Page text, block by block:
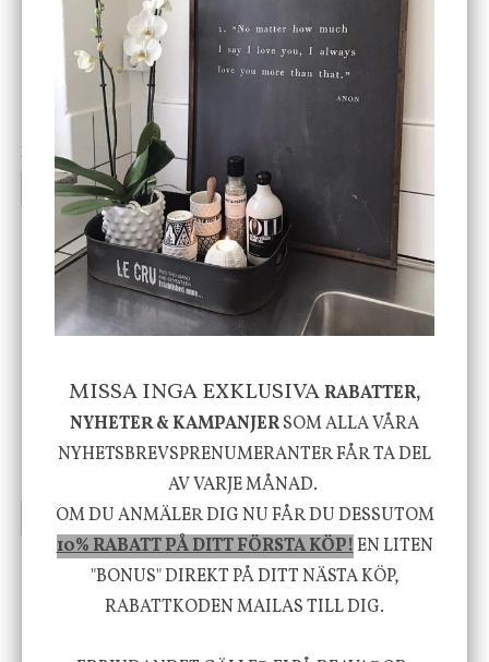
Cloudy kruka mini, vit
199 kr
INFO KÖP
Star Trading
Bordslampa Mushroom
vit, Utomhus
499 kr
INFO KÖP
House Doctor
Skål, Hands marmor
-20%
INFO KÖP
Nicolas Vahé
Serveringsfat, Ostron,
Stengods
415 kr
INFO KÖP
Vi vill förmedla känsla, upplevelse och
MISSA INGA EXKLUSIVARABATTER,
NYHETER & KAMPANJERSOM ALLA VÅRA
NYHETSBREVSPRENUMERANTER FÅR TA DEL
AV VARJE MÅNAD.
OM DU ANMÄLER DIG NU FÅR DU DESSUTOM
10% RABATT PÅ DITT FÖRSTA KÖP!EN LITEN
"BONUS" DIREKT PÅ DITT NÄSTA KÖP,
RABATTKODEN MAILAS TILL DIG.